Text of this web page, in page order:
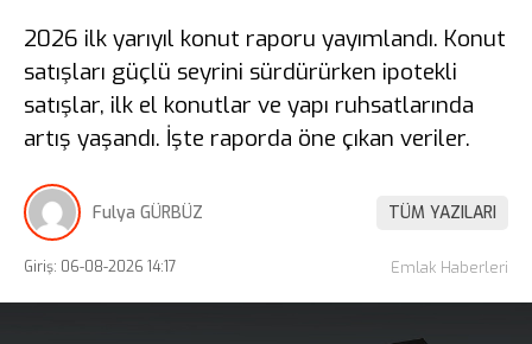
2026 ilk yarıyıl konut raporu yayımlandı. Konut
satışları güçlü seyrini sürdürürken ipotekli
satışlar, ilk el konutlar ve yapı ruhsatlarında
artış yaşandı. İşte raporda öne çıkan veriler.
Fulya GÜRBÜZ TÜM YAZILARI
Giriş: 06-08-2026 14:17 Emlak Haberleri